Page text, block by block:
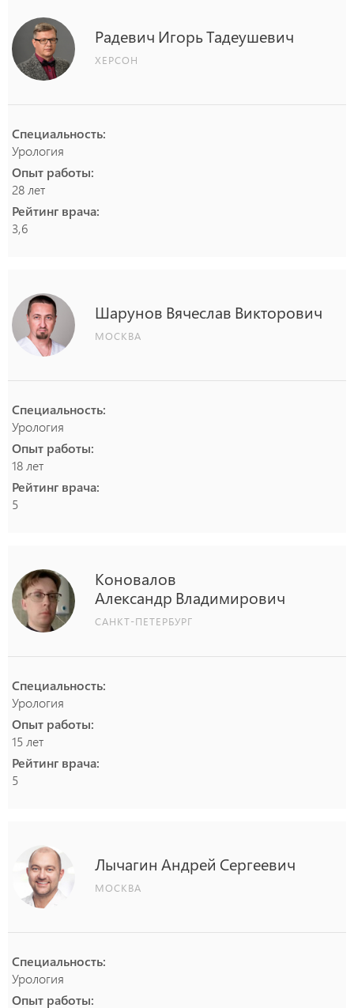
Радевич ИгорьТадеушевич
ХЕРСОН
Специальность:
Урология
Опыт работы:
28 лет
Рейтинг врача:
3,6
Шарунов Вячеслав Викторович
МОСКВА
Специальность:
Урология
Опыт работы:
18 лет
Рейтинг врача:
5
Коновалов
Александр Владимирович
САНКТ-ПЕТЕРБУРГ
Специальность:
Урология
Опыт работы:
15 лет
Рейтинг врача:
5
Лычагин Андрей Сергеевич
МОСКВА
Специальность:
Урология
Опыт работы: